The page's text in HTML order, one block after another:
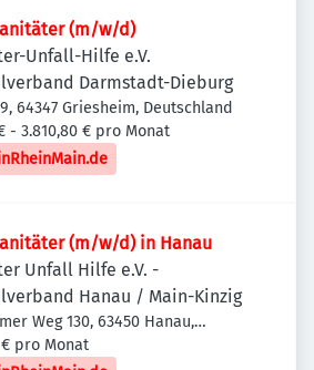
(m/w/d)
Unfall-Hilfe e.V.
Darmstadt-Dieburg
64347 Griesheim, Deutschland
- 3.810,80 € pro Monat
(m/w/d) in Hanau
Unfall Hilfe e.V. -
Hanau / Main-Kinzig
Weg 130, 63450 Hanau,
€ pro Monat